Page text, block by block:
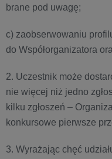
brane pod uwagę;
c) zaobserwowaniu
do Współorganizatora
2. Uczestnik może
nie więcej niż jedno
kilku zgłoszeń –
konkursowe pierwsze
3. Wyrażając chęć